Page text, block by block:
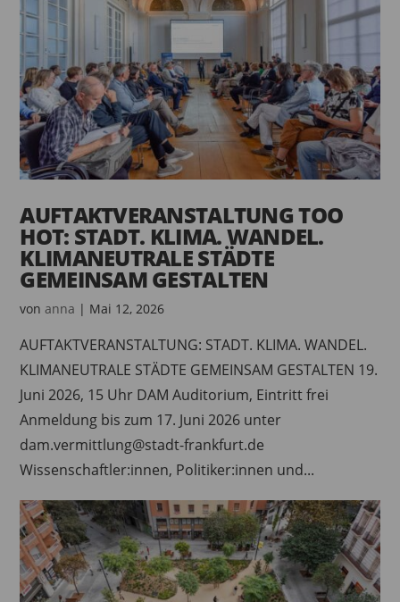
AUFTAKTVERANSTALTUNG TOO
HOT: STADT. KLIMA. WANDEL.
KLIMANEUTRALE STÄDTE
GEMEINSAM GESTALTEN
vonanna | Mai 12, 2026
AUFTAKTVERANSTALTUNG: STADT. KLIMA. WANDEL.
KLIMANEUTRALE STÄDTE GEMEINSAM GESTALTEN 19.
Juni 2026, 15 Uhr DAM Auditorium, Eintritt frei
Anmeldung bis zum 17. Juni 2026 unter
dam.vermittlung@stadt-frankfurt.de
Wissenschaftler:innen, Politiker:innen und...